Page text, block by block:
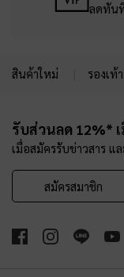
ลดทัน
สินค้าใหม่ รองเท้า
รับส่วนลด 12%*
เมื่อสมัครรับข่าวสาร แ
สมัครสมาชิก